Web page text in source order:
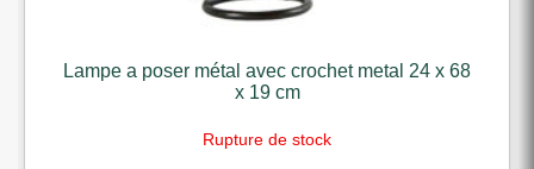
Lampe a poser métal avec crochet metal 24 x 68
x 19 cm
Rupture de stock